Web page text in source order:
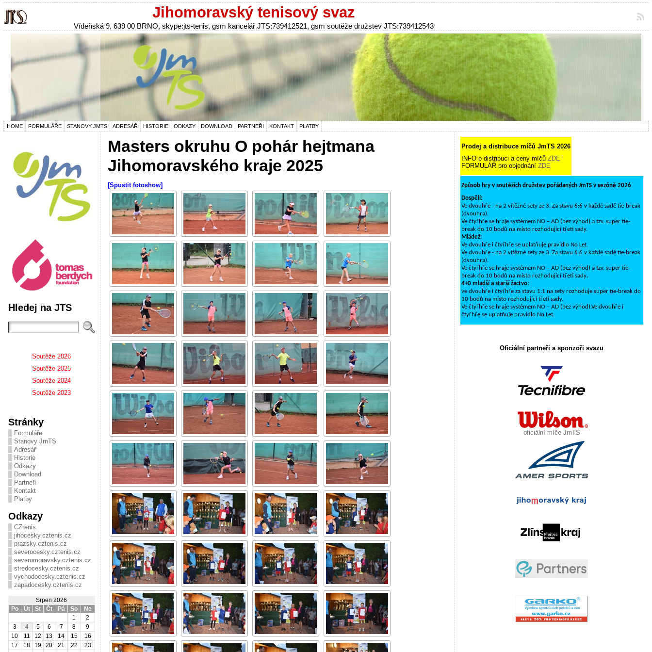
Jihomoravský tenisový svaz
Vídeňská 9, 639 00 BRNO, skype:jts-tenis, gsm kancelář JTS:739412521, gsm soutěže družstev JTS:739412543
HOME FORMULÁŘE STANOVY JMTS ADRESÁŘ HISTORIE ODKAZY DOWNLOAD PARTNEŘI KONTAKT PLATBY
Hledej na JTS
Soutěže 2026
Soutěže 2025
Soutěže 2024
Soutěže 2023
Stránky
Formuláře
Stanovy JmTS
Adresář
Historie
Odkazy
Download
Partneři
Kontakt
Platby
Odkazy
CZtenis
jihocesky.cztenis.cz
prazsky.cztenis.cz
severocesky.cztenis.cz
severomoravsky.cztenis.cz
stredocesky.cztenis.cz
vychodocesky.cztenis.cz
zapadocesky.cztenis.cz
Srpen 2026
Po
Út St Čt Pá So
Ne
1
2
3
4 5 6 7 8
9
10
11 12 13 14 15
16
17
18 19 20 21 22
23
Masters okruhu O pohár hejtmana
Jihomoravského kraje 2025
[Spustit fotoshow]
Prodej a distribuce míčů JmTS 2026
INFO o distribuci a ceny míčů ZDE
FORMULÁŘ pro objednání ZDE
Způsob hry v soutěžích družstev pořádaných JmTS v sezóně 2026
Dospělí:
Ve dvouhře - na 2 vítězné sety ze 3. Za stavu 6:6 v každé sadě tie-break
(dvouhra).
Ve čtyřhře se hraje systémem NO – AD (bez výhod) a tzv. super tie-
break do 10 bodů na místo rozhodující třetí sady.
Mládež:
Ve dvouhře i čtyřhře se uplatňuje pravidlo No Let.
Ve dvouhře - na 2 vítězné sety ze 3. Za stavu 6:6 v každé sadě tie-break
(dvouhra).
Ve čtyřhře se hraje systémem NO – AD (bez výhod) a tzv. super tie-
break do 10 bodů na místo rozhodující třetí sady.
4+0 mladší a starší žactvo:
ve dvouhře i čtyřhře za stavu 1:1 na sety rozhoduje super tie-break do
10 bodů na místo rozhodující třetí sady.
Ve čtyřhře se hraje systémem NO – AD (bez výhod).Ve dvouhře i
čtyřhře se uplatňuje pravidlo No Let.
Oficiální partneři a sponzoři svazu
oficiální míče JmTS